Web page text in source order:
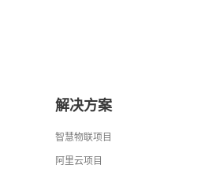
解决方案
智慧物联项目
阿里云项目